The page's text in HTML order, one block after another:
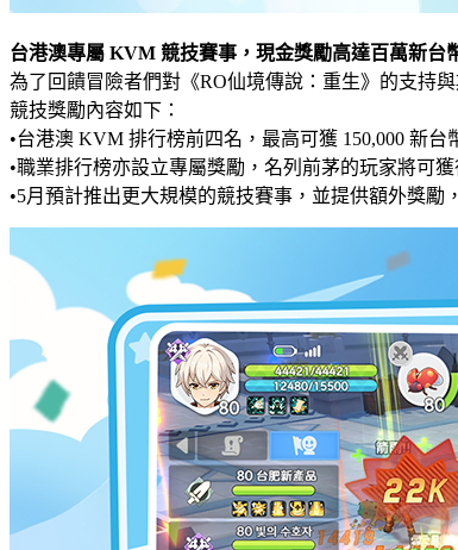
台港澳專屬 KVM 競技賽事，現金獎勵高達百萬新台
為了回饋冒險者們對《RO仙境傳說：重生》的支持
競技獎勵內容如下：
•台港澳 KVM 排行榜前四名，最高可獲 150,000 新台
•職業排行榜亦設立專屬獎勵，名列前茅的玩家將可獲
•5月預計推出更大規模的競技賽事，並提供額外獎勵